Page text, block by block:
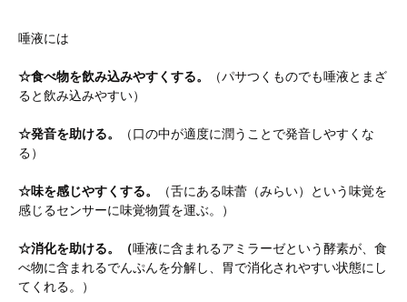
唾液には
☆食べ物を飲み込みやすくする。
（パサつくものでも唾液とまざ
ると飲み込みやすい）
☆発音を助ける。
（口の中が適度に潤うことで発音しやすくな
る）
☆味を感じやすくする。
（舌にある味蕾（みらい）という味覚を
感じるセンサーに味覚物質を運ぶ。）
☆消化を助ける。（唾液に含まれるアミラーゼという酵素が、食
べ物に含まれるでんぷんを分解し、胃で消化されやすい状態にし
てくれる。）